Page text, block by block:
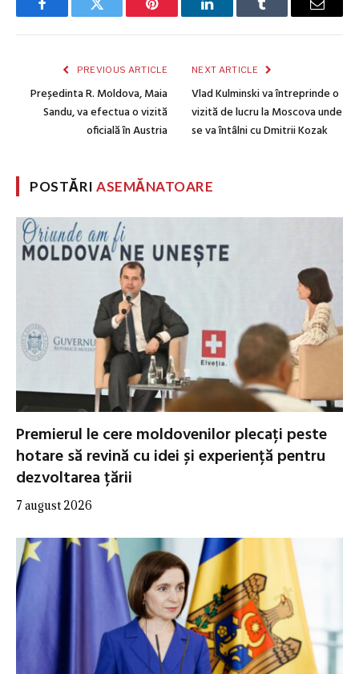
FacebookTwitter Pinterest LinkedInTumblr Email
PREVIOUS ARTICLE
Președinta R. Moldova, Maia
Sandu, va efectua o vizită
oficială în Austria
NEXT ARTICLE
Vlad Kulminski va întreprinde o
vizită de lucru la Moscova unde
se va întâlni cu Dmitrii Kozak
POSTĂRIASEMĂNATOARE
Premierul le cere moldovenilor plecați peste
hotare să revină cu idei și experiență pentru
dezvoltarea țării
7 august 2026